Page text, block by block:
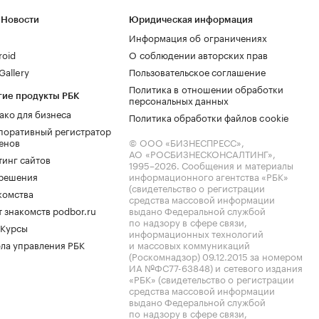
продукты РБК
для бизнеса
регистратор
сайтов
знакомств podbor.ru
управления РБК
Юридическая информация
Информация об ограничениях
О соблюдении авторских прав
Пользовательское соглашение
Политика в отношении обработки
персональных данных
Политика обработки файлов cookie
© ООО «БИЗНЕСПРЕСС»,
АО «РОСБИЗНЕСКОНСАЛТИНГ»,
1995–2026. Сообщения и материалы
информационного агентства «РБК»
(свидетельство о регистрации
средства массовой информации
выдано Федеральной службой
по надзору в сфере связи,
информационных технологий
и массовых коммуникаций
(Роскомнадзор) 09.12.2015 за номером
ИА №ФС77-63848) и сетевого издания
«РБК» (свидетельство о регистрации
средства массовой информации
выдано Федеральной службой
по надзору в сфере связи,